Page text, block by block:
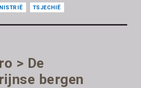
TSJECHIË
> De
bergen